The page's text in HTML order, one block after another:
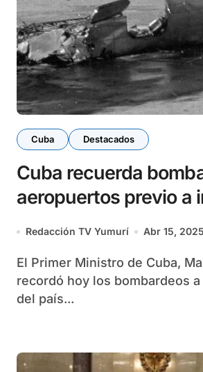
Cuba Destacados
Cuba recuerda
aeropuertos previo a
mercenaria
Redacción TV Yumurí Abr 15, 2025
El Primer Ministro de Cuba, Manuel Marrero,
recordó hoy los bombardeos
del país...